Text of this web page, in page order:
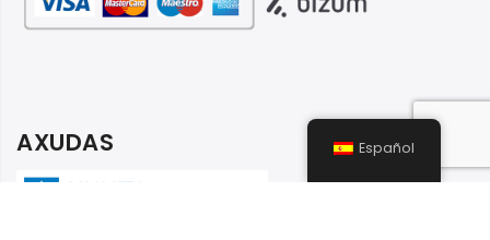
AXUDAS Español